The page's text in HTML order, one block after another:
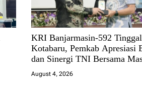
KRI Banjarmasin-592
Kotabaru, Pemkab Apresiasi
dan Sinergi TNI Bersama
August 4, 2026